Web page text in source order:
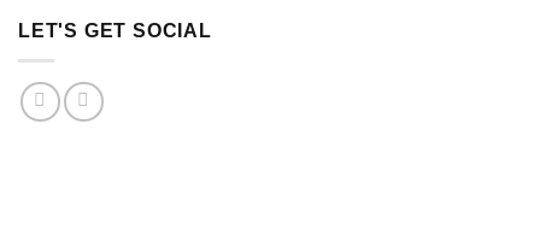
LET'S GET SOCIAL